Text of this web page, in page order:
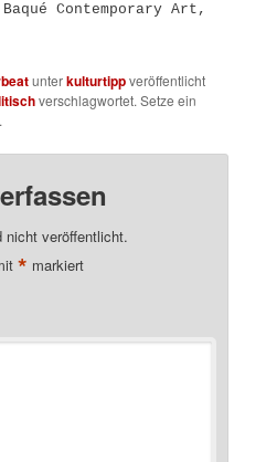
Contemporary Art,
unterkulturtippveröffentlicht
verschlagwortet. Setze ein
.
nicht veröffentlicht.
* markiert